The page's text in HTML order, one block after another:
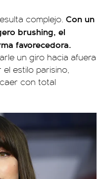
complejo. Con un
brushing, el
favorecedora.
un giro hacia afuera
estilo parisino,
con total